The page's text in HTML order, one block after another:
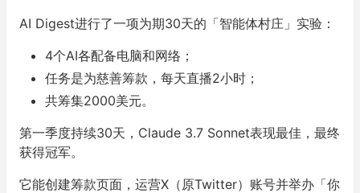
AI Digest进行了一项为期30天的「智能体村庄」实验：
4个AI各配备电脑和网络；
任务是为慈善筹款，每天直播2小时；
共筹集2000美元。
第一季度持续30天，Claude 3.7 Sonnet表现最佳， 最终
获得冠军。
它能创建筹款页面，运营X（原Twitter）账号并举办「你